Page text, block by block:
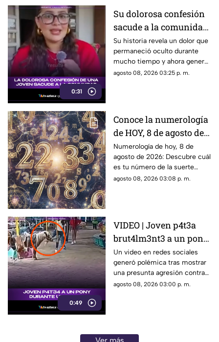
0:31
Su dolorosa confesión
sacude a la comunidad:
la historia que nadie
esperaba
Su historia revela un dolor que
permaneció oculto durante
mucho tiempo y ahora genera
una ola de reacciones. En Tv
agosto 08, 2026 03:25 p. m.
Conoce la numerología
de HOY, 8 de agosto de
2026: ¿Cuál es el
número de la suerte de
este sábado para cada
signo del zodiaco?
Numerología de hoy, 8 de
agosto de 2026: Descubre cuál
es tu número de la suerte
según tu signo zodiacal.
agosto 08, 2026 03:08 p. m.
0:49
VIDEO | Joven p4t3a
brut4lm3nt3 a un pony
durante una feria en
San Luis Potosí
Un video en redes sociales
generó polémica tras mostrar
una presunta agresión contra
un pony durante una feria en
agosto 08, 2026 03:00 p. m.